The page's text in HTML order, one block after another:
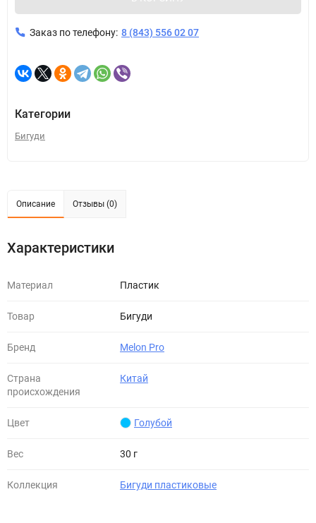
Заказ по телефону: 8 (843) 556 02 07
Категории
Бигуди
Описание Отзывы (0)
Характеристики
Материал Пластик
Товар Бигуди
Бренд Melon Pro
Страна
происхождения
Китай
Цвет Голубой
Вес 30 г
Коллекция Бигуди пластиковые